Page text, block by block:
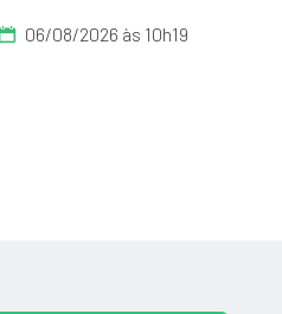
06/08/2026 às 10h19